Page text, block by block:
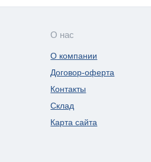
О нас
О компании
Договор-оферта
Контакты
Склад
Карта сайта